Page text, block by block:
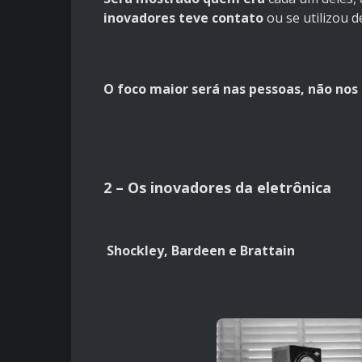
inovadores teve contatoou se utilizou
O foco maior será nas pessoas, não
2 – Os inovadores da eletrônica
Shockley, Bardeen e Brattain